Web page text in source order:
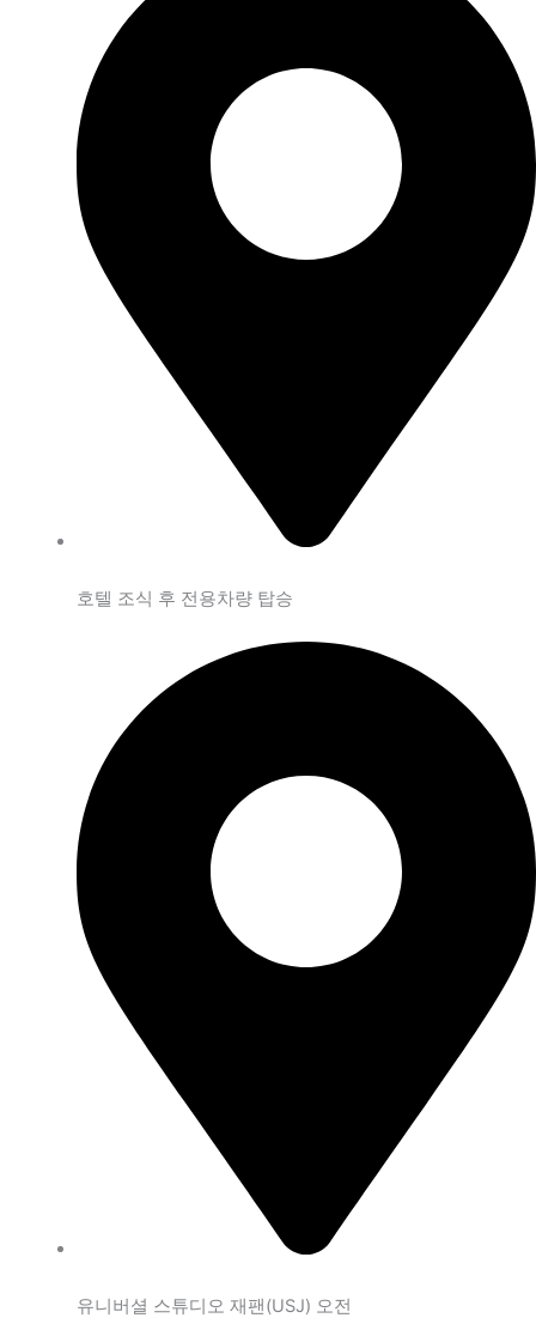
호텔 조식 후 전용차량 탑승
유니버셜 스튜디오 재팬(USJ) 오전